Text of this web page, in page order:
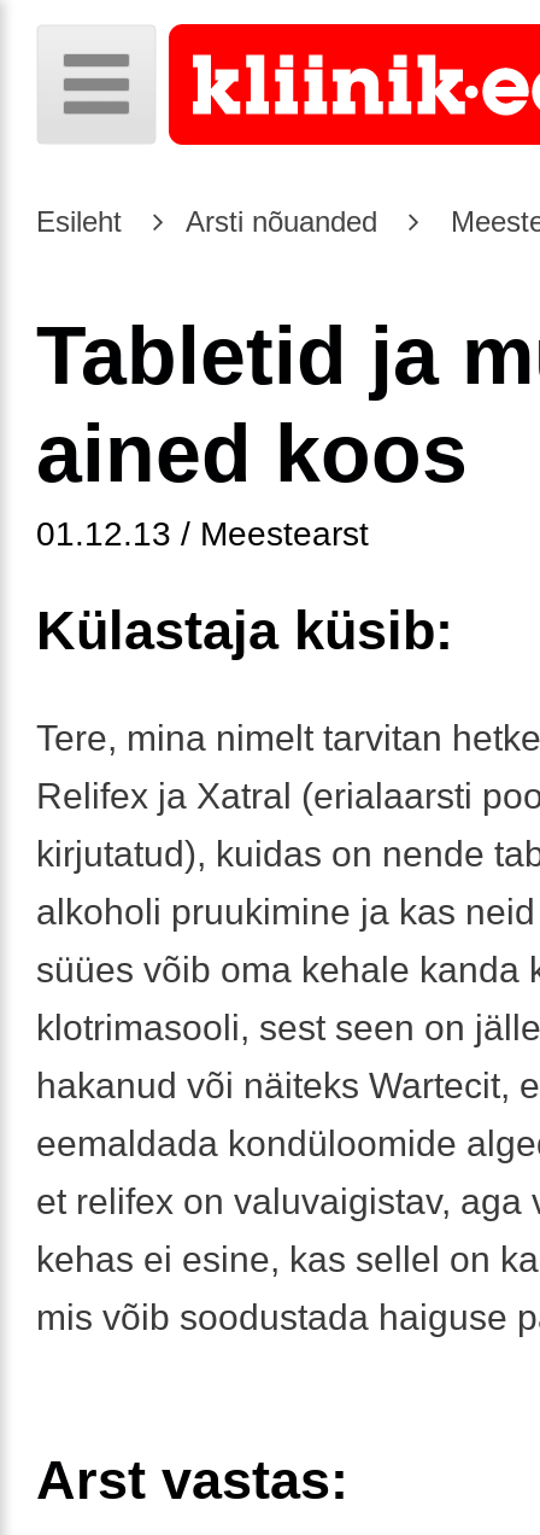
Esileht Arsti nõuanded
Tabletid ja
ained koos
01.12.13 / Meestearst
Külastaja küsib:
Tere, mina nimelt tarvitan
Relifex ja Xatral (erialaarsti
kirjutatud), kuidas on nende
alkoholi pruukimine ja kas
süües võib oma kehale kanda
klotrimasooli, sest seen on
hakanud või näiteks Wartecit,
eemaldada kondüloomide
et relifex on valuvaigistav, aga
kehas ei esine, kas sellel on
mis võib soodustada haiguse
Arst vastas: